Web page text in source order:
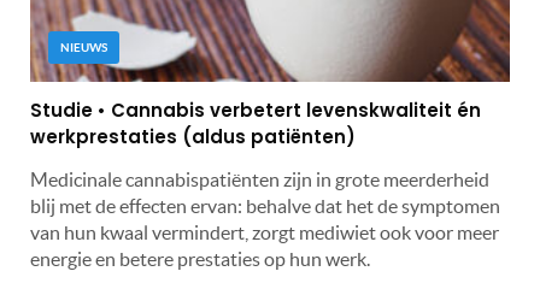
NIEUWS
Studie • Cannabis verbetert levenskwaliteit én
werkprestaties (aldus patiënten)
Medicinale cannabispatiënten zijn in grote meerderheid
blij met de effecten ervan: behalve dat het de symptomen
van hun kwaal vermindert, zorgt mediwiet ook voor meer
energie en betere prestaties op hun werk.